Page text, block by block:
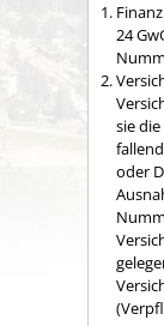
24
sie
oder